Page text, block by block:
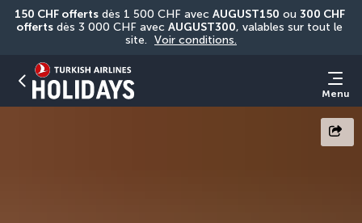
150 CHF offerts dès 1 500 CHF avec AUGUST150 ou 300 CHF
offerts dès 3 000 CHF avec AUGUST300, valables sur tout le
site. Voir conditions.
Menu